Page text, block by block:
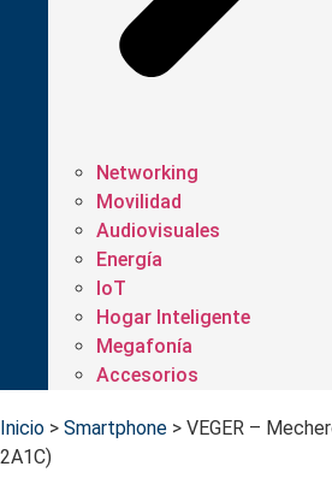
Networking
Movilidad
Audiovisuales
Energía
IoT
Hogar Inteligente
Megafonía
Accesorios
Inicio > Smartphone > VEGER –
2A1C)